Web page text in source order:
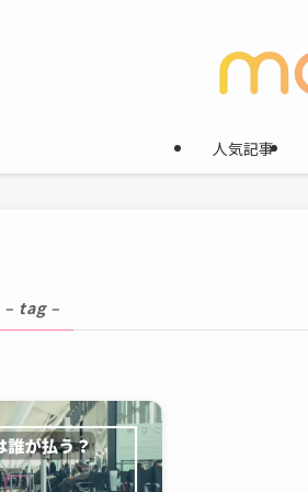
人気記事
– tag –